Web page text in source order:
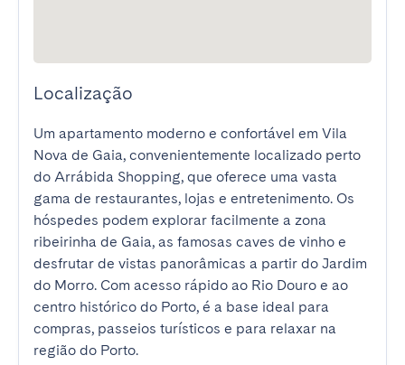
Localização
Um apartamento moderno e confortável em Vila
Nova de Gaia, convenientemente localizado perto
do Arrábida Shopping, que oferece uma vasta
gama de restaurantes, lojas e entretenimento. Os
hóspedes podem explorar facilmente a zona
ribeirinha de Gaia, as famosas caves de vinho e
desfrutar de vistas panorâmicas a partir do Jardim
do Morro. Com acesso rápido ao Rio Douro e ao
centro histórico do Porto, é a base ideal para
compras, passeios turísticos e para relaxar na
região do Porto.